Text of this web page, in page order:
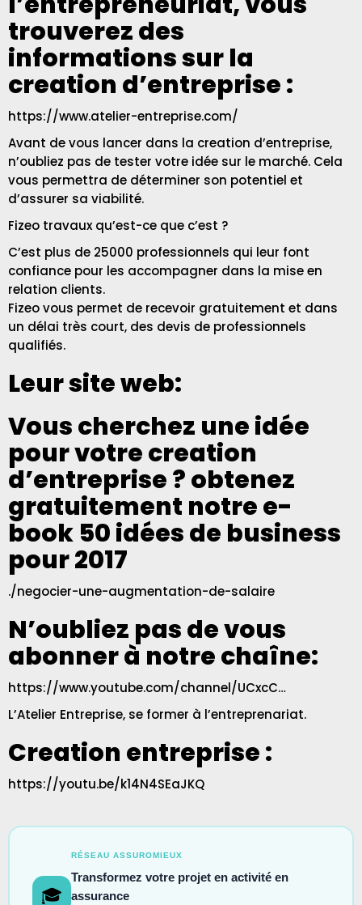
trouverez des
informations sur la
creation d’entreprise :
https://www.atelier-entreprise.com/
Avant de vous lancer dans la creation d’entreprise,
n’oubliez pas de tester votre idée sur le marché. Cela
vous permettra de déterminer son potentiel et
d’assurer sa viabilité.
Fizeo travaux qu’est-ce que c’est ?
C’est plus de 25000 professionnels qui leur font
confiance pour les accompagner dans la mise en
relation clients.
Fizeo vous permet de recevoir gratuitement et dans
un délai très court, des devis de professionnels
qualifiés.
Leur site web:
Vous cherchez une idée
pour votre creation
d’entreprise ? obtenez
gratuitement notre e-
book 50 idées de business
pour 2017
./negocier-une-augmentation-de-salaire
N’oubliez pas de vous
abonner à notre chaîne:
https://www.youtube.com/channel/UCxcC…
L’Atelier Entreprise, se former à l’entreprenariat.
Creation entreprise :
https://youtu.be/k14N4SEaJKQ
🎓
RÉSEAU ASSUROMIEUX
Transformez votre projet en activité en
assurance